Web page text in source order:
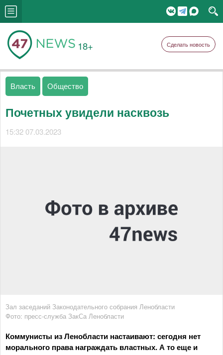
18+ Сделать новость
Власть Общество
Почетных увидели насквозь
15:32 07.03.2023
Зал заседаний Законодательного собрания Ленобласти
Фото: пресс-служба ЗакСа Ленобласти
Коммунисты из Ленобласти настаивают: сегодня нет
морального права награждать властных. А то еще и